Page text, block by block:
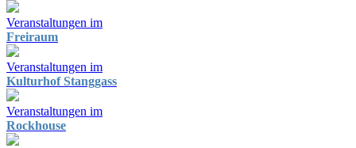
Veranstaltungen im
Freiraum
Veranstaltungen im
Kulturhof Stanggass
Veranstaltungen im
Rockhouse